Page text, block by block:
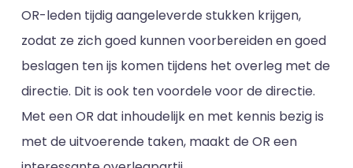
OR-leden tijdig aangeleverde stukken krijgen,
zodat ze zich goed kunnen voorbereiden en goed
beslagen ten ijs komen tijdens het overleg met de
directie. Dit is ook ten voordele voor de directie.
Met een OR dat inhoudelijk en met kennis bezig is
met de uitvoerende taken, maakt de OR een